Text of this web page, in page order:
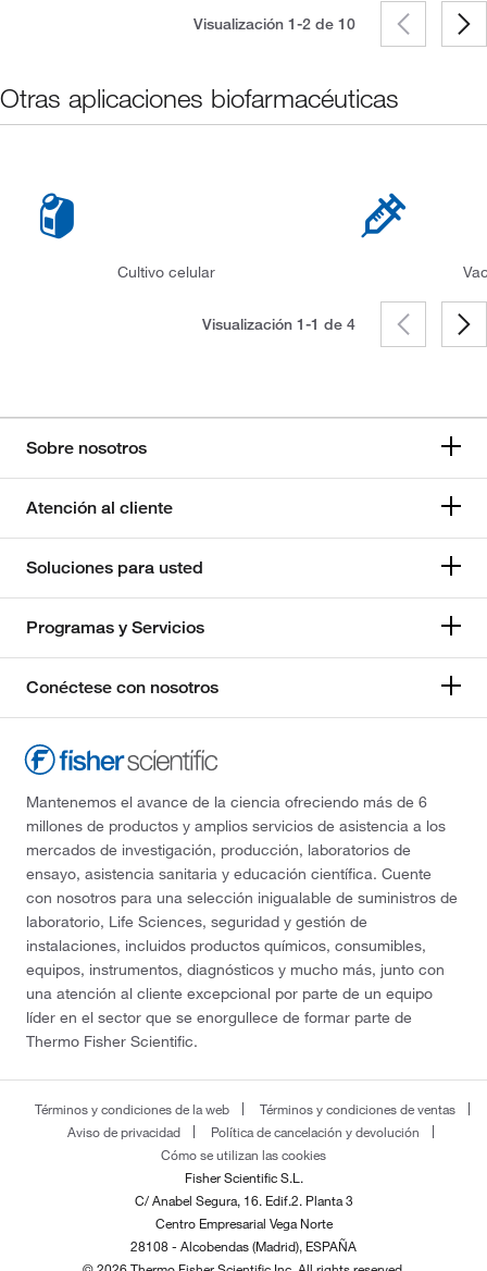
Visualización 1-2 de 10
Otras aplicaciones biofarmacéuticas
Cultivo celular
Visualización 1-1 de 4
Sobre nosotros
Atención al cliente
Soluciones para usted
Programas y Servicios
Conéctese con nosotros
Mantenemos el avance de la ciencia ofreciendo más de 6
millones de productos y amplios servicios de asistencia a los
mercados de investigación, producción, laboratorios de
ensayo, asistencia sanitaria y educación científica. Cuente
con nosotros para una selección inigualable de suministros de
laboratorio, Life Sciences, seguridad y gestión de
instalaciones, incluidos productos químicos, consumibles,
equipos, instrumentos, diagnósticos y mucho más, junto con
una atención al cliente excepcional por parte de un equipo
líder en el sector que se enorgullece de formar parte de
Thermo Fisher Scientific.
Términos y condiciones de la web
Términos y condiciones de ventas
Aviso de privacidad
Política de cancelación y devolución
Cómo se utilizan las cookies
Fisher Scientific S.L.
C/ Anabel Segura, 16. Edif.2. Planta 3
Centro Empresarial Vega Norte
28108 - Alcobendas (Madrid), ESPAÑA